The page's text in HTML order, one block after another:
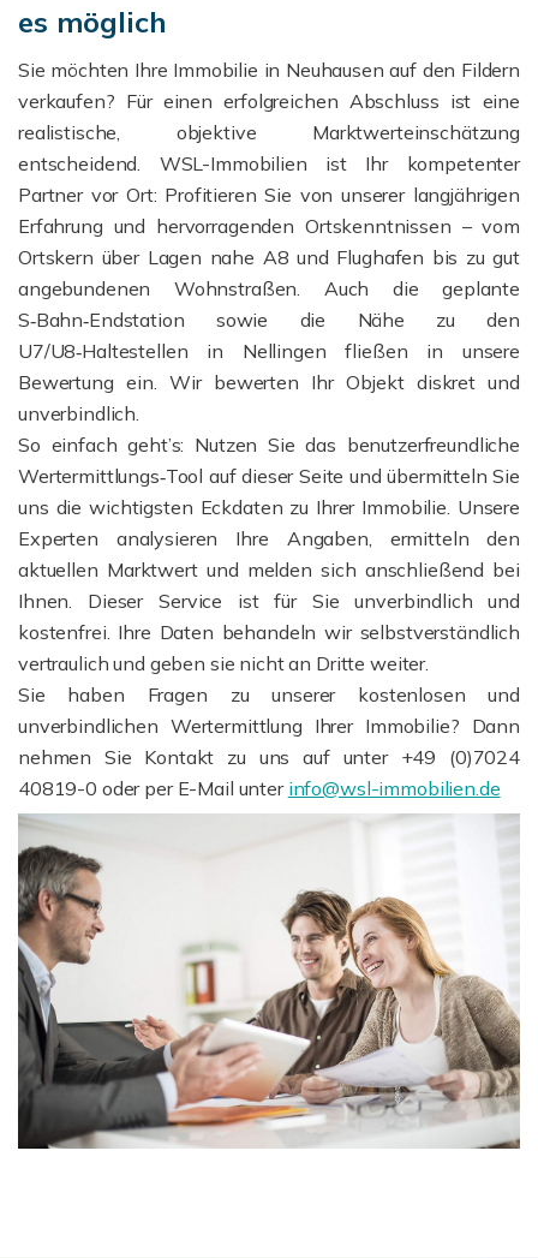
es möglich
Sie möchten Ihre Immobilie in Neuhausen auf den Fildern
verkaufen? Für einen erfolgreichen Abschluss ist eine
realistische, objektive Marktwerteinschätzung
entscheidend. WSL-Immobilien ist Ihr kompetenter
Partner vor Ort: Profitieren Sie von unserer langjährigen
Erfahrung und hervorragenden Ortskenntnissen – vom
Ortskern über Lagen nahe A8 und Flughafen bis zu gut
angebundenen Wohnstraßen. Auch die geplante
S‑Bahn‑Endstation sowie die Nähe zu den
U7/U8‑Haltestellen in Nellingen fließen in unsere
Bewertung ein. Wir bewerten Ihr Objekt diskret und
unverbindlich.
So einfach geht’s: Nutzen Sie das benutzerfreundliche
Wertermittlungs‑Tool auf dieser Seite und übermitteln Sie
uns die wichtigsten Eckdaten zu Ihrer Immobilie. Unsere
Experten analysieren Ihre Angaben, ermitteln den
aktuellen Marktwert und melden sich anschließend bei
Ihnen. Dieser Service ist für Sie unverbindlich und
kostenfrei. Ihre Daten behandeln wir selbstverständlich
vertraulich und geben sie nicht an Dritte weiter.
Sie haben Fragen zu unserer kostenlosen und
unverbindlichen Wertermittlung Ihrer Immobilie? Dann
nehmen Sie Kontakt zu uns auf unter +49 (0)7024
40819-0 oder per E-Mail unter info@wsl-immobilien.de